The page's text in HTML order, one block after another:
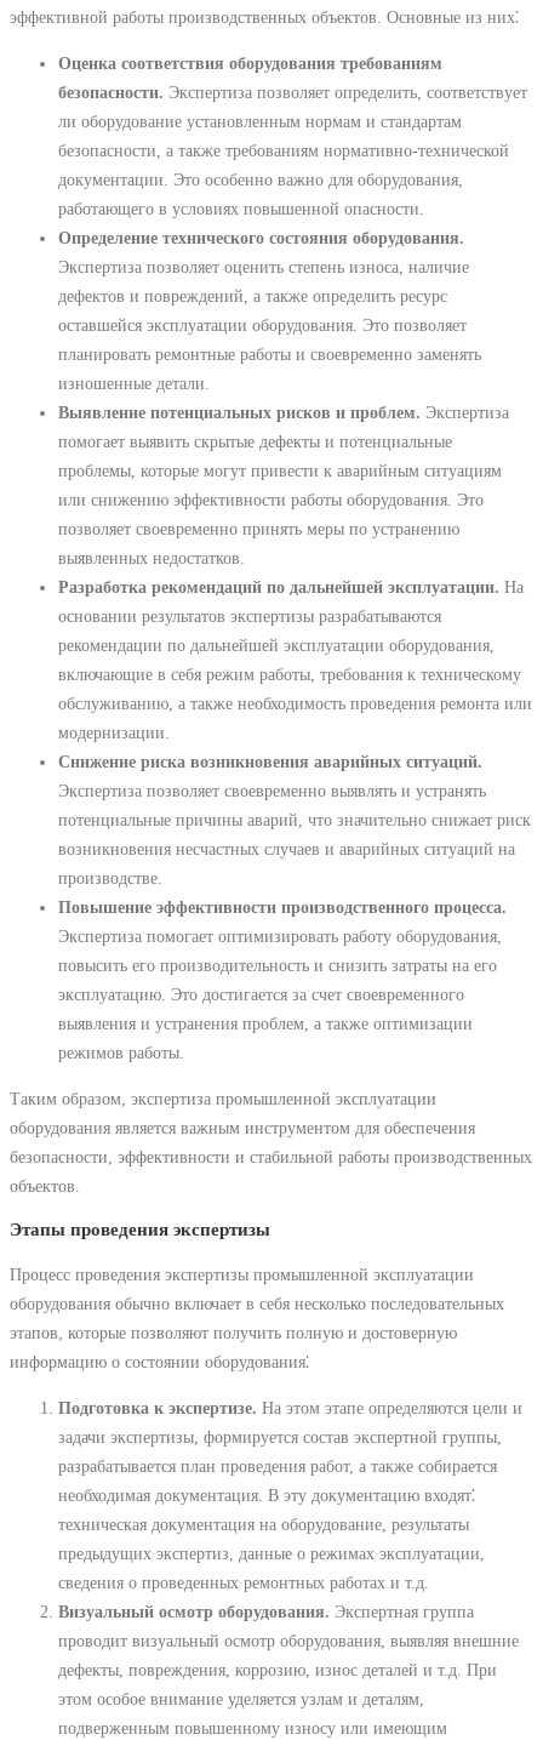
эффективной работы производственных объектов. Основные из них⁚
Оценка соответствия оборудования требованиям
безопасности. Экспертиза позволяет определить, соответствует
ли оборудование установленным нормам и стандартам
безопасности, а также требованиям нормативно-технической
документации. Это особенно важно для оборудования,
работающего в условиях повышенной опасности.
Определение технического состояния оборудования.
Экспертиза позволяет оценить степень износа, наличие
дефектов и повреждений, а также определить ресурс
оставшейся эксплуатации оборудования. Это позволяет
планировать ремонтные работы и своевременно заменять
изношенные детали.
Выявление потенциальных рисков и проблем. Экспертиза
помогает выявить скрытые дефекты и потенциальные
проблемы, которые могут привести к аварийным ситуациям
или снижению эффективности работы оборудования. Это
позволяет своевременно принять меры по устранению
выявленных недостатков.
Разработка рекомендаций по дальнейшей эксплуатации. На
основании результатов экспертизы разрабатываются
рекомендации по дальнейшей эксплуатации оборудования,
включающие в себя режим работы, требования к техническому
обслуживанию, а также необходимость проведения ремонта или
модернизации.
Снижение риска возникновения аварийных ситуаций.
Экспертиза позволяет своевременно выявлять и устранять
потенциальные причины аварий, что значительно снижает риск
возникновения несчастных случаев и аварийных ситуаций на
производстве.
Повышение эффективности производственного процесса.
Экспертиза помогает оптимизировать работу оборудования,
повысить его производительность и снизить затраты на его
эксплуатацию. Это достигается за счет своевременного
выявления и устранения проблем, а также оптимизации
режимов работы.
Таким образом, экспертиза промышленной эксплуатации
оборудования является важным инструментом для обеспечения
безопасности, эффективности и стабильной работы производственных
объектов.
Этапы проведения экспертизы
Процесс проведения экспертизы промышленной эксплуатации
оборудования обычно включает в себя несколько последовательных
этапов, которые позволяют получить полную и достоверную
информацию о состоянии оборудования⁚
Подготовка к экспертизе. На этом этапе определяются цели и
задачи экспертизы, формируется состав экспертной группы,
разрабатывается план проведения работ, а также собирается
необходимая документация. В эту документацию входят⁚
техническая документация на оборудование, результаты
предыдущих экспертиз, данные о режимах эксплуатации,
сведения о проведенных ремонтных работах и т.д.
Визуальный осмотр оборудования. Экспертная группа
проводит визуальный осмотр оборудования, выявляя внешние
дефекты, повреждения, коррозию, износ деталей и т.д. При
этом особое внимание уделяется узлам и деталям,
подверженным повышенному износу или имеющим